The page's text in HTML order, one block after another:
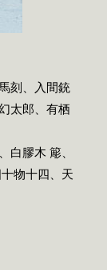
刻、入間銃
太郎、有栖
膠木 簓、
物十四、天